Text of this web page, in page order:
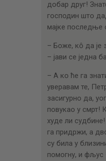
добар друг!
господин што
мајке последње
– Боже, кô да је
– јави се једна
– А ко ће га
уверавам те,
засигурно да,
повукао у смрт!
худе ли
га придржи, а
су била у
помогну, и фљус